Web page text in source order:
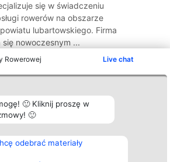
Rowerowej Live chat
🙂 Kliknij proszę w
🙂
odebrać materiały
się w świadczeniu
rowerów na obszarze
lubartowskiego. Firma
nowoczesnym ...
Plebiscyt
Laureaci
Lista
Laureatów
Zasady
Kontakt